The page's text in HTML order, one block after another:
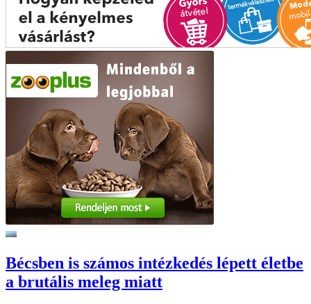
Bécsben is számos intézkedés lépett életbe
a brutális meleg miatt